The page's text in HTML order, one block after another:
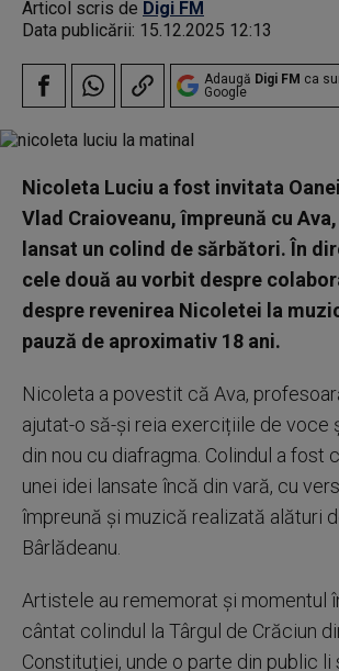
Articol scris de Digi FM
Data publicării: 15.12.2025 12:13
Adaugă Digi FM ca
Google
Nicoleta Luciu a fost invitata
Vlad Craioveanu, împreună cu
lansat un colind de sărbători. În
cele două au vorbit despre
despre revenirea Nicoletei la
pauză de aproximativ 18 ani.
Nicoleta a povestit că Ava,
ajutat-o să-și reia exercițiile de voce
din nou cu diafragma. Colindul a fost
unei idei lansate încă din vară, cu
împreună și muzică realizată alături
Bârlădeanu.
Artistele au rememorat și momentul
cântat colindul la Târgul de Crăciun
Constituției, unde o parte din public li